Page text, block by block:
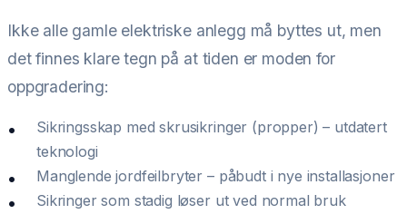
Ikke alle gamle elektriske anlegg må byttes ut, men
det finnes klare tegn på at tiden er moden for
oppgradering:
Sikringsskap med skrusikringer (propper) – utdatert
teknologi
Manglende jordfeilbryter – påbudt i nye installasjoner
Sikringer som stadig løser ut ved normal bruk